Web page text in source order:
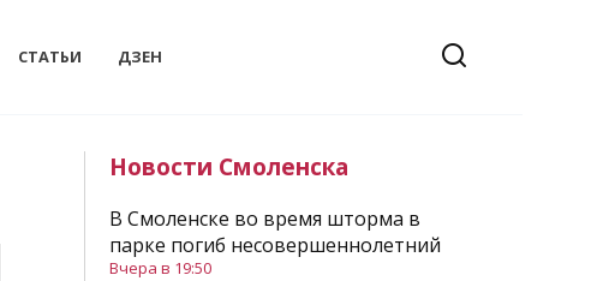
СТАТЬИ ДЗЕН
Новости Смоленска
В Смоленске во время шторма в
парке погиб несовершеннолетний
Вчера в 19:50